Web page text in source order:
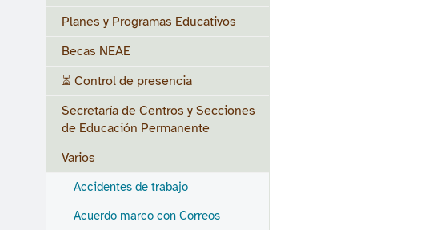
Planes y Programas Educativos
Becas NEAE
⏳ Control de presencia
Secretaría de Centros y Secciones
de Educación Permanente
Varios
Accidentes de trabajo
Acuerdo marco con Correos